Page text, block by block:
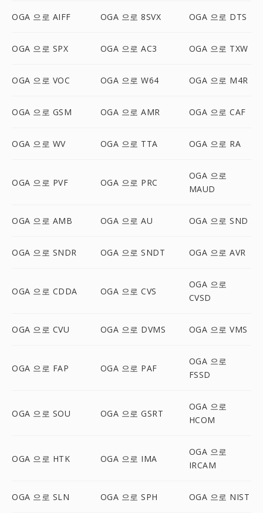
OGA 으로 AIFF OGA 으로 8SVX OGA 으로 DTS
OGA 으로 SPX OGA 으로 AC3 OGA 으로 TXW
OGA 으로 VOC OGA 으로 W64 OGA 으로 M4R
OGA 으로 GSM OGA 으로 AMR OGA 으로 CAF
OGA 으로 WV OGA 으로 TTA OGA 으로 RA
OGA 으로 PVF OGA 으로 PRC
OGA 으로
MAUD
OGA 으로 AMB OGA 으로 AU OGA 으로 SND
OGA 으로 SNDR OGA 으로 SNDT OGA 으로 AVR
OGA 으로 CDDA OGA 으로 CVS
OGA 으로
CVSD
OGA 으로 CVU OGA 으로 DVMS OGA 으로 VMS
OGA 으로 FAP OGA 으로 PAF
OGA 으로
FSSD
OGA 으로 SOU OGA 으로 GSRT
OGA 으로
HCOM
OGA 으로 HTK OGA 으로 IMA
OGA 으로
IRCAM
OGA 으로 SLN OGA 으로 SPH OGA 으로 NIST